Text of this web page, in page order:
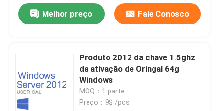
Melhor preço Fale Conosco
Produto 2012 da chave 1.5ghz
da ativação de Oringal 64g
Windows
MOQ：1 parte
Preço：9$ /pcs